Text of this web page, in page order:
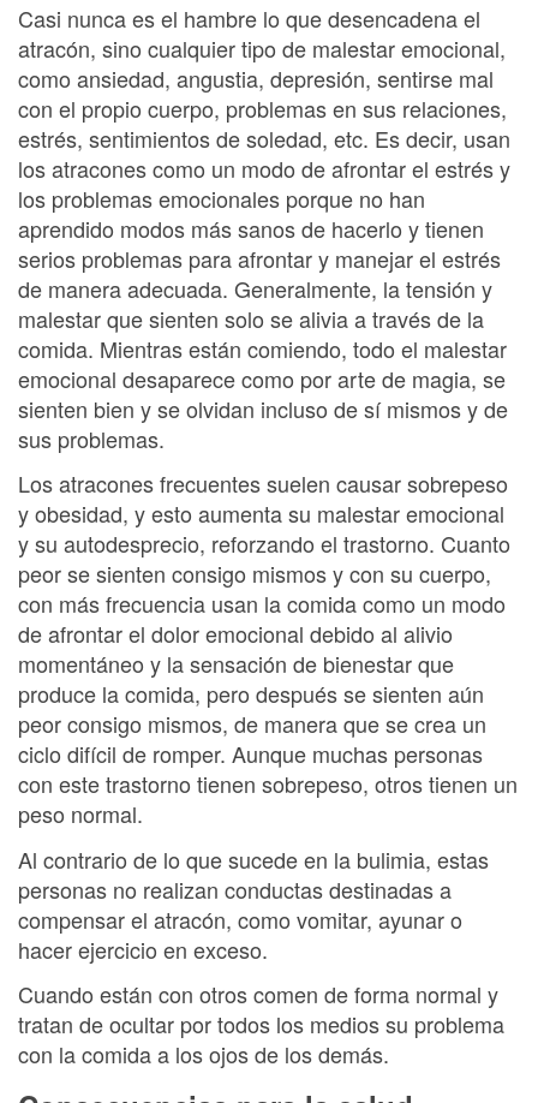
Casi nunca es el hambre lo que desencadena el
atracón, sino cualquier tipo de malestar emocional,
como ansiedad, angustia, depresión, sentirse mal
con el propio cuerpo, problemas en sus relaciones,
estrés, sentimientos de soledad, etc. Es decir, usan
los atracones como un modo de afrontar el estrés y
los problemas emocionales porque no han
aprendido modos más sanos de hacerlo y tienen
serios problemas para afrontar y manejar el estrés
de manera adecuada. Generalmente, la tensión y
malestar que sienten solo se alivia a través de la
comida. Mientras están comiendo, todo el malestar
emocional desaparece como por arte de magia, se
sienten bien y se olvidan incluso de sí mismos y de
sus problemas.
Los atracones frecuentes suelen causar sobrepeso
y obesidad, y esto aumenta su malestar emocional
y su autodesprecio, reforzando el trastorno. Cuanto
peor se sienten consigo mismos y con su cuerpo,
con más frecuencia usan la comida como un modo
de afrontar el dolor emocional debido al alivio
momentáneo y la sensación de bienestar que
produce la comida, pero después se sienten aún
peor consigo mismos, de manera que se crea un
ciclo difícil de romper. Aunque muchas personas
con este trastorno tienen sobrepeso, otros tienen un
peso normal.
Al contrario de lo que sucede en la bulimia, estas
personas no realizan conductas destinadas a
compensar el atracón, como vomitar, ayunar o
hacer ejercicio en exceso.
Cuando están con otros comen de forma normal y
tratan de ocultar por todos los medios su problema
con la comida a los ojos de los demás.